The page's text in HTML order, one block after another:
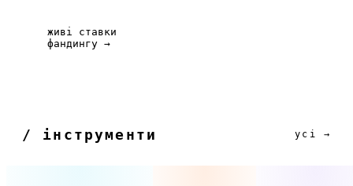
живі ставки
фандингу →
/ інструменти усі →